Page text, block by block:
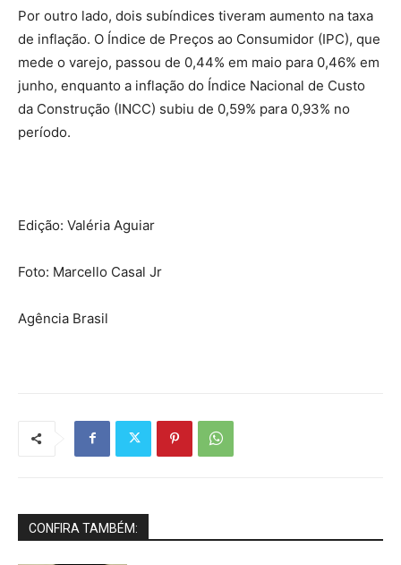
Por outro lado, dois subíndices tiveram aumento na taxa
de inflação. O Índice de Preços ao Consumidor (IPC), que
mede o varejo, passou de 0,44% em maio para 0,46% em
junho, enquanto a inflação do Índice Nacional de Custo
da Construção (INCC) subiu de 0,59% para 0,93% no
período.
Edição: Valéria Aguiar
Foto: Marcello Casal Jr
Agência Brasil
CONFIRA TAMBÉM: